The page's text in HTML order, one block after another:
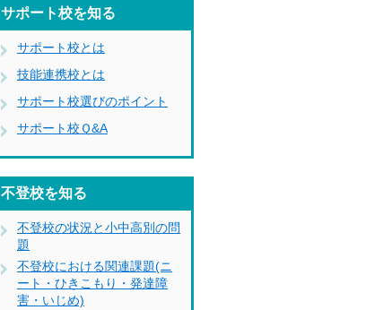
サポート校を知る
サポート校とは
技能連携校とは
サポート校選びのポイント
サポート校Ｑ&A
不登校を知る
不登校の状況と小中高別の問
題
不登校における関連課題(ニ
ート・ひきこもり・発達障
害・いじめ)